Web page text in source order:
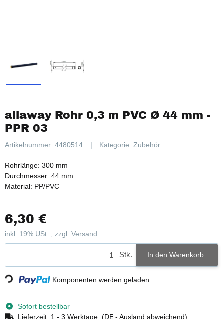
allaway Rohr 0,3 m PVC Ø 44 mm -
PPR 03
Artikelnummer: 4480514 Kategorie: Zubehör
Rohrlänge: 300 mm
Durchmesser: 44 mm
Material: PP/PVC
6,30 €
inkl. 19% USt. , zzgl. Versand
Stk. In den Warenkorb
Loading... Komponenten werden geladen ...
Sofort bestellbar
Lieferzeit: 1 - 3 Werktage (DE - Ausland abweichend)